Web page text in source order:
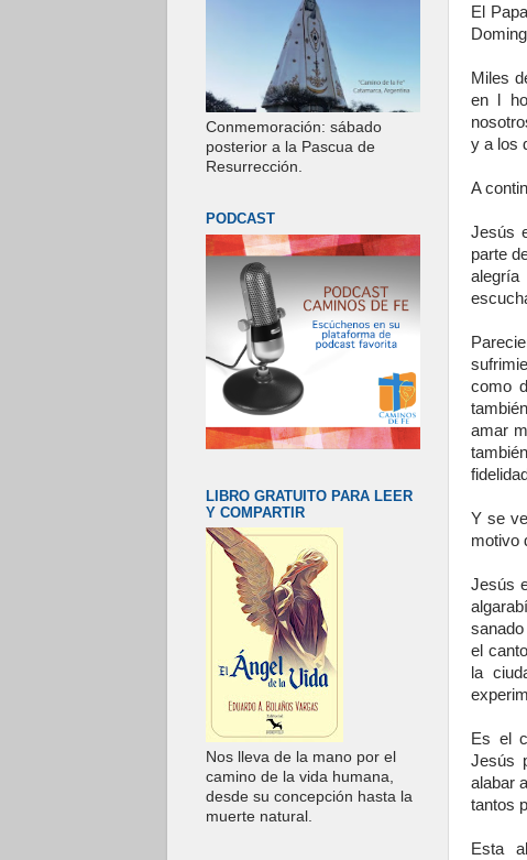
El
Miles
en l
y a los
A
Jesús
parte
como
amar
Y se
motivo
Jesús
el
la
Es el
Jesús
alabar
tantos
Esta
Conmemoración: sábado
posterior a la Pascua de
Resurrección.
PODCAST
LIBRO GRATUITO PARA LEER
Y COMPARTIR
Nos lleva de la mano por el
camino de la vida humana,
desde su concepción hasta la
muerte natural.